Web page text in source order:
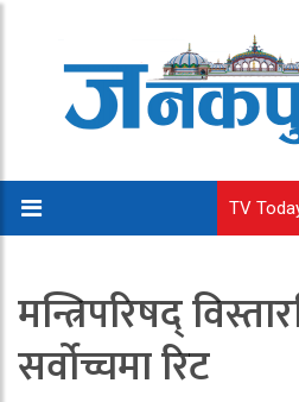
TV
मन्त्रिपरिषद्
सर्वोच्चमा रिट